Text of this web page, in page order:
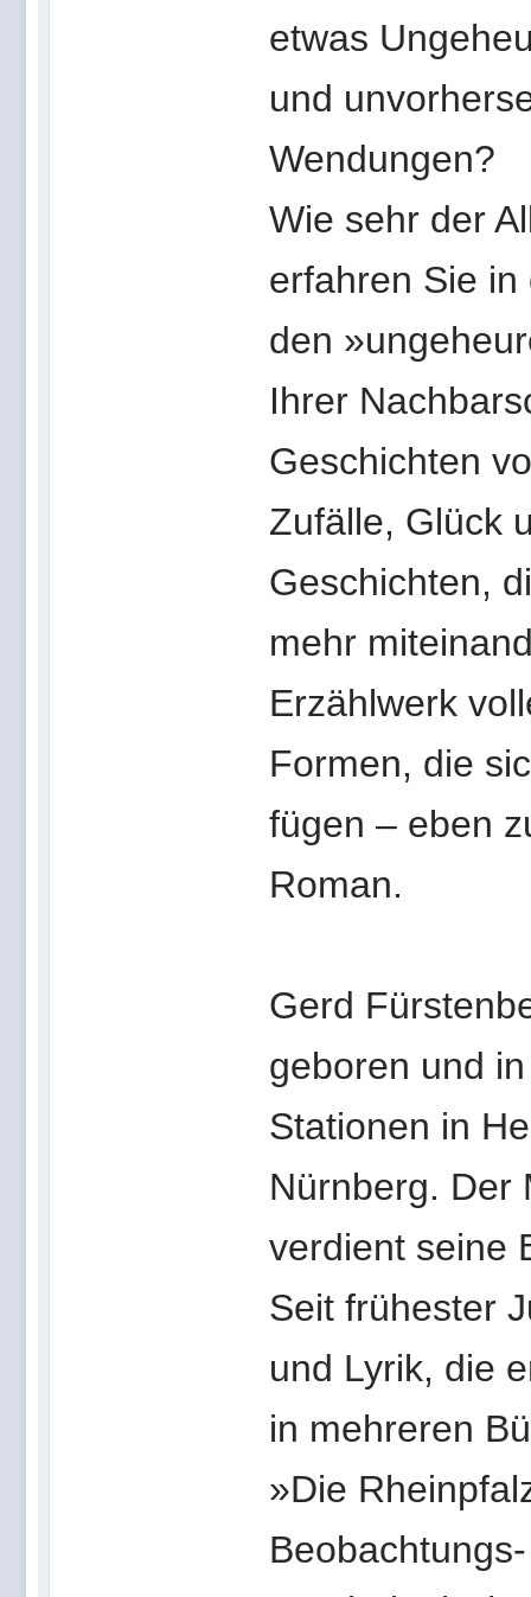
etwas
und
Wendungen?
Wie sehr der
erfahren Sie
den
Ihrer
Geschichten
Zufälle, Glück
Geschichten,
mehr
Erzählwerk
Formen, die
fügen – eben
Roman.
Gerd
geboren und
Stationen in
Nürnberg. Der
verdient seine
Seit frühester
und Lyrik, die
in mehreren
»Die